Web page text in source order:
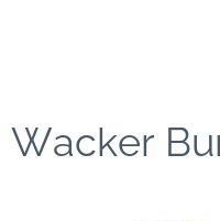
Wacker